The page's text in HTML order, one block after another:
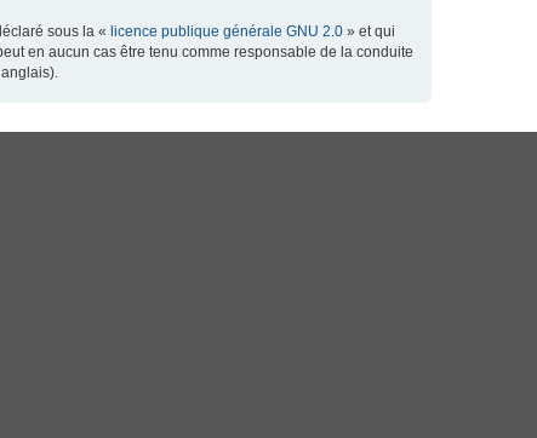
sous la « licence publique générale GNU 2.0 » et qui
en aucun cas être tenu comme responsable de la conduite